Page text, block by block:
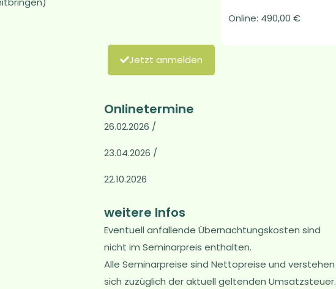
Jetzt anmelden
Online: 490,00 €
Onlinetermine
26.02.2026 /
23.04.2026 /
22.10.2026
weitere Infos
Eventuell anfallende Übernachtungskosten sind
nicht im Seminarpreis enthalten.
Alle Seminarpreise sind Nettopreise und verstehen
sich zuzüglich der aktuell geltenden Umsatzsteuer.